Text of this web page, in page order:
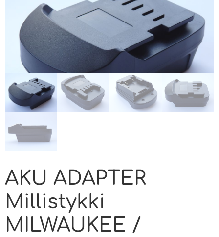
AKU ADAPTER
Millistykki
MILWAUKEE /